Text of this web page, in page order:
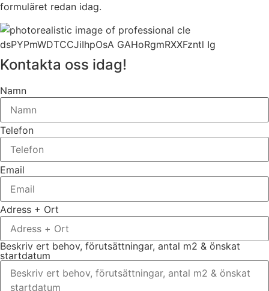
formuläret redan idag.
Kontakta oss idag!
Namn
Telefon
Email
Adress + Ort
Beskriv ert behov, förutsättningar, antal m2 & önskat
startdatum